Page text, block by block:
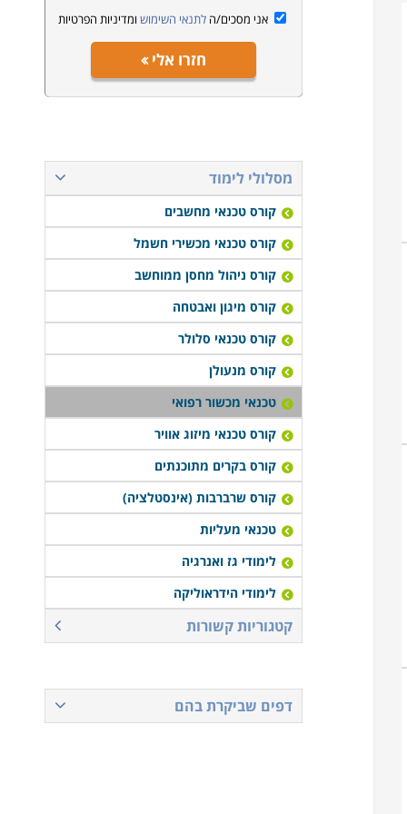
אני מסכים/הלתנאי השימוש ומדיניות הפרטיות
חזרו אלי
מסלולי לימוד
קורס טכנאי מחשבים
קורס טכנאי מכשירי חשמל
קורס ניהול מחסן ממוחשב
קורס מיגון ואבטחה
קורס טכנאי סלולר
קורס מנעולן
טכנאי מכשור רפואי
קורס טכנאי מיזוג אוויר
קורס בקרים מתוכנתים
קורס שרברבות (אינסטלציה)
טכנאי מעליות
לימודי גז ואנרגיה
לימודי הידראוליקה
קטגוריות קשורות
דפים שביקרת בהם